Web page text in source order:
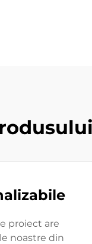
proiect are
noastre din